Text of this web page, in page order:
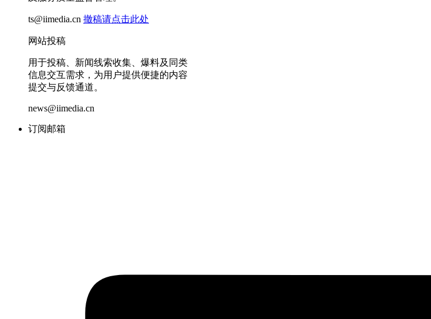
ts@iimedia.cn 撤稿请点击此处
网站投稿
用于投稿、新闻线索收集、爆料及同类
信息交互需求，为用户提供便捷的内容
提交与反馈通道。
news@iimedia.cn
订阅邮箱